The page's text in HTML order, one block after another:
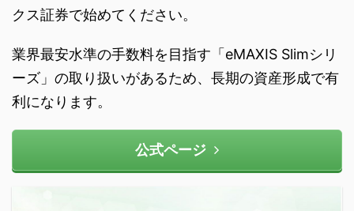
クス証券で始めてください。
業界最安水準の手数料を目指す「eMAXIS Slimシリ
ーズ」の取り扱いがあるため、長期の資産形成で有
利になります。
公式ページ